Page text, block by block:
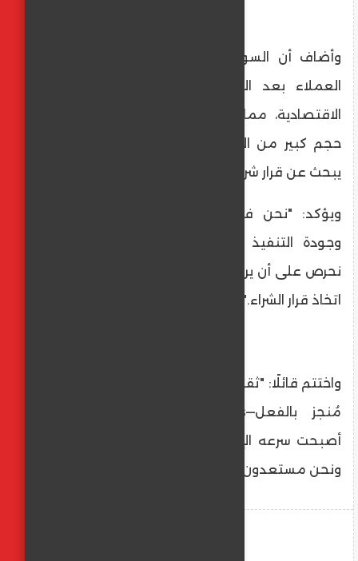
وأضاف أن السوق يشهد تغييرًا في أولويات
العملاء بعد السنوات الأخيرة من التحديات
الاقتصادية، مما جعل المشروعات التى فيها
حجم كبير من الإنشاءات هي الخيار الأول لمن
يبحث عن قرار شراء مضمون وقليل المخاطر.
وجودة التنفيذ في مقدمة أولوياتنا، ولذلك
نحرص على أن يرى العميل واقعًا ملموسًا قبل
اتخاذ قرار الشراء."
واختتم قائلًا: "ثقة العملاء تُبنى من خلال ما هو
أصبحت سرعه الإنجاز هي لغة السوق الجديدة،
ونحن مستعدون لتلبية هذا الطلب بقوة."